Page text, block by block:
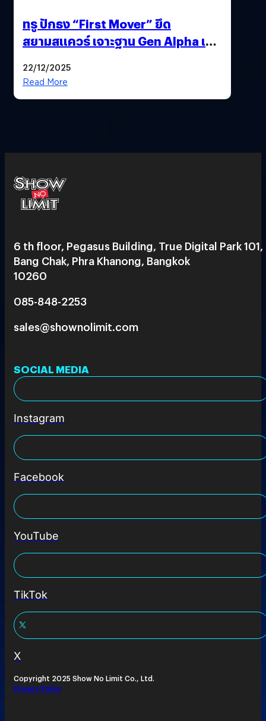
ทรู ปักธง “First Mover” ยึด
สยามสแควร์ เจาะฐาน Gen Alpha เมื่อ
ยุคถัดไป
22/12/2025
Read More
6 th floor, Pegasus Building, True Digital Park 101,
Bang Chak, Phra Khanong, Bangkok
10260
085-848-2253
sales@shownolimit.com
SOCIAL MEDIA
Instagram
Facebook
YouTube
TikTok
X
Copyright 2025 Show No Limit Co., Ltd.
Privacy Policy